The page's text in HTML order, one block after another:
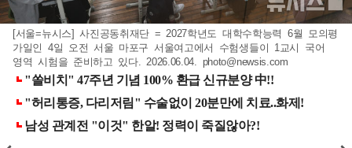
[서울=뉴시스] 사진공동취재단 = 2027학년도 대학수학능력 6월 모의평
가일인 4일 오전 서울 마포구 서울여고에서 수험생들이 1교시 국어
영역 시험을 준비하고 있다. 2026.06.04. photo@newsis.com